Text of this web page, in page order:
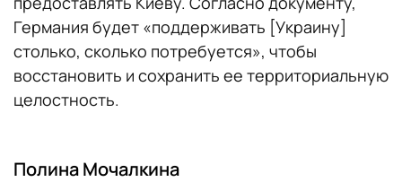
Германия будет «поддерживать [Украину]
столько, сколько потребуется», чтобы
восстановить и сохранить ее территориальную
целостность.
Полина Мочалкина